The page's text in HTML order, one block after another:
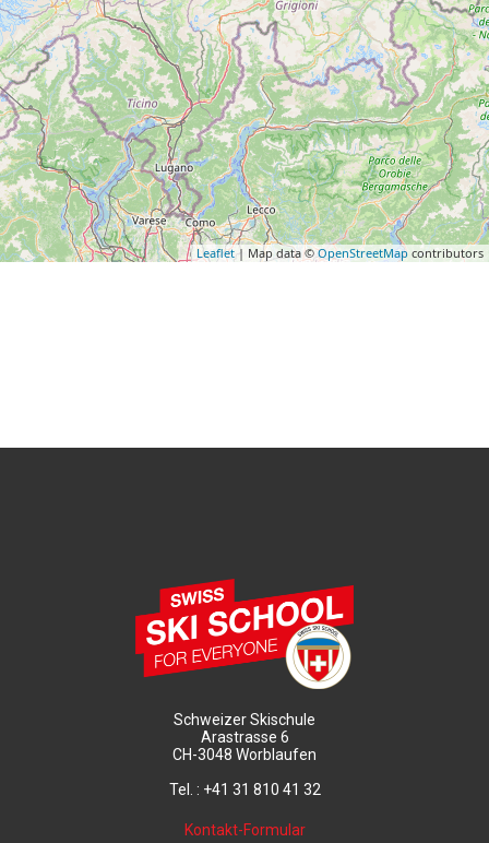
Leaflet| Map data ©OpenStreetMap contributors
Schweizer Skischule
Arastrasse 6
CH-3048 Worblaufen
Tel. : +41 31 810 41 32
Kontakt-Formular